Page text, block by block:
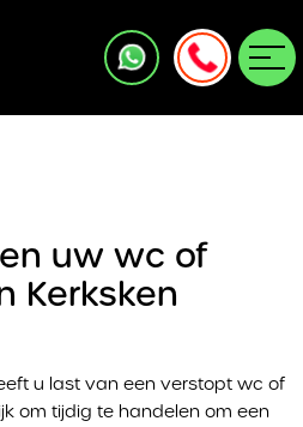
uw wc of
Kerksken
u last van een verstopt wc of
om tijdig te handelen om een